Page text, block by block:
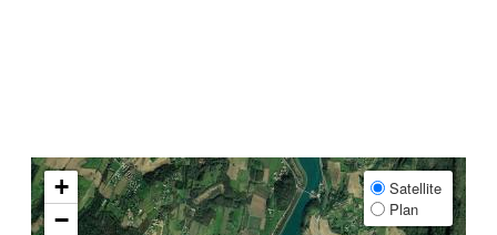
+
−
Satellite
Plan